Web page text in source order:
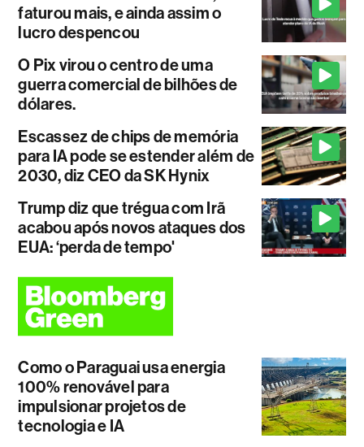
faturou mais, e ainda assim o
lucro despencou
O Pix virou o centro de uma
guerra comercial de bilhões de
dólares.
Escassez de chips de memória
para IA pode se estender além de
2030, diz CEO da SK Hynix
Trump diz que trégua com Irã
acabou após novos ataques dos
EUA: ‘perda de tempo'
Como o Paraguai usa energia
100% renovável para
impulsionar projetos de
tecnologia e IA